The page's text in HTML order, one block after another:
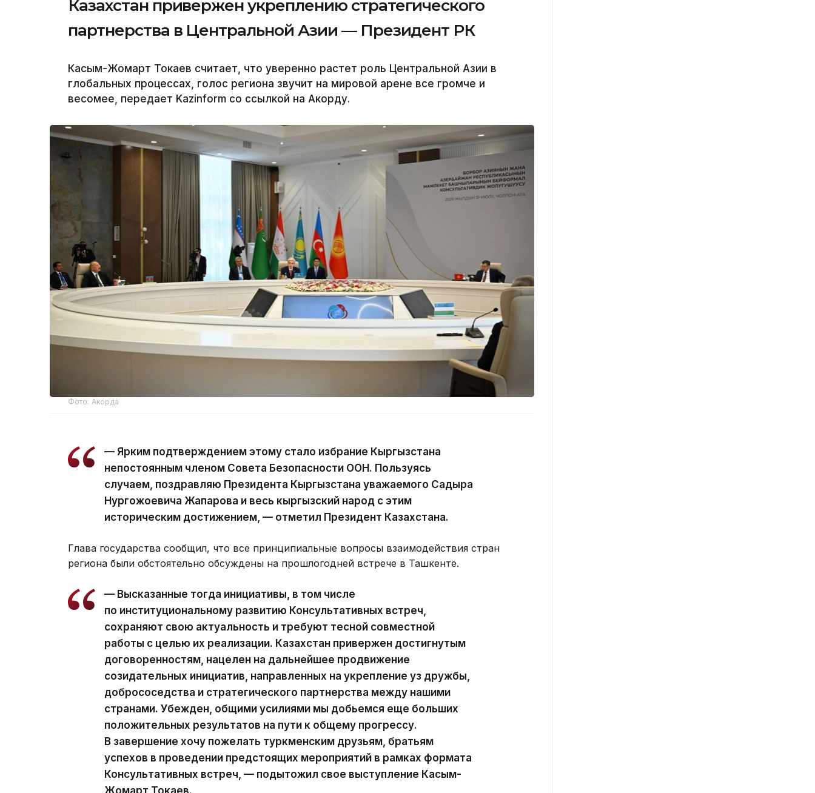
Казахстан привержен укреплению стратегического
партнерства в Центральной Азии — Президент РК
Касым-Жомарт Токаев считает, что уверенно растет роль Центральной Азии в
глобальных процессах, голос региона звучит на мировой арене все громче и
весомее, передает Kazinform со ссылкой на Акорду.
Фото: Акорда
— Ярким подтверждением этому стало избрание Кыргызстана
непостоянным членом Совета Безопасности ООН. Пользуясь
случаем, поздравляю Президента Кыргызстана уважаемого Садыра
Нургожоевича Жапарова и весь кыргызский народ с этим
историческим достижением, — отметил Президент Казахстана.
Глава государства сообщил, что все принципиальные вопросы взаимодействия стран
региона были обстоятельно обсуждены на прошлогодней встрече в Ташкенте.
— Высказанные тогда инициативы, в том числе
по институциональному развитию Консультативных встреч,
сохраняют свою актуальность и требуют тесной совместной
работы с целью их реализации. Казахстан привержен достигнутым
договоренностям, нацелен на дальнейшее продвижение
созидательных инициатив, направленных на укрепление уз дружбы,
добрососедства и стратегического партнерства между нашими
странами. Убежден, общими усилиями мы добьемся еще больших
положительных результатов на пути к общему прогрессу.
В завершение хочу пожелать туркменским друзьям, братьям
успехов в проведении предстоящих мероприятий в рамках формата
Консультативных встреч, — подытожил свое выступление Касым-
Жомарт Токаев.